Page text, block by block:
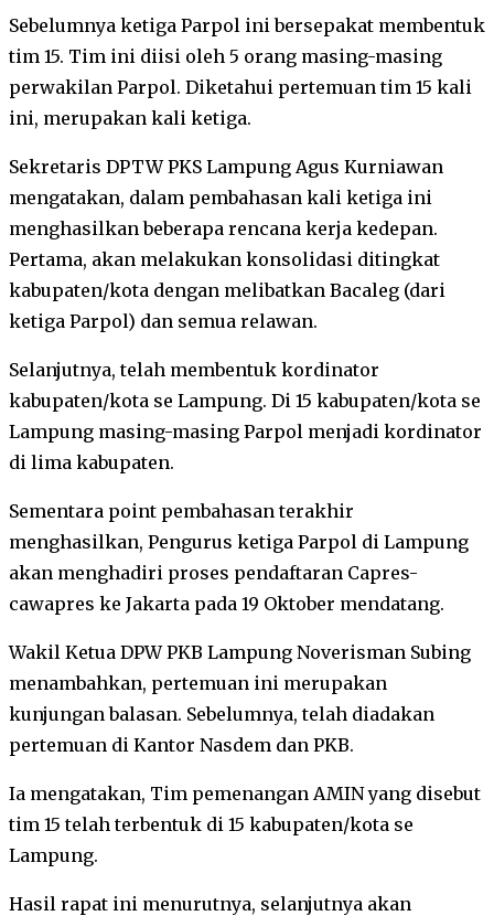
Sebelumnya ketiga Parpol ini bersepakat membentuk
tim 15. Tim ini diisi oleh 5 orang masing-masing
perwakilan Parpol. Diketahui pertemuan tim 15 kali
ini, merupakan kali ketiga.
Sekretaris DPTW PKS Lampung Agus Kurniawan
mengatakan, dalam pembahasan kali ketiga ini
menghasilkan beberapa rencana kerja kedepan.
Pertama, akan melakukan konsolidasi ditingkat
kabupaten/kota dengan melibatkan Bacaleg (dari
ketiga Parpol) dan semua relawan.
Selanjutnya, telah membentuk kordinator
kabupaten/kota se Lampung. Di 15 kabupaten/kota se
Lampung masing-masing Parpol menjadi kordinator
di lima kabupaten.
Sementara point pembahasan terakhir
menghasilkan, Pengurus ketiga Parpol di Lampung
akan menghadiri proses pendaftaran Capres-
cawapres ke Jakarta pada 19 Oktober mendatang.
Wakil Ketua DPW PKB Lampung Noverisman Subing
menambahkan, pertemuan ini merupakan
kunjungan balasan. Sebelumnya, telah diadakan
pertemuan di Kantor Nasdem dan PKB.
Ia mengatakan, Tim pemenangan AMIN yang disebut
tim 15 telah terbentuk di 15 kabupaten/kota se
Lampung.
Hasil rapat ini menurutnya, selanjutnya akan